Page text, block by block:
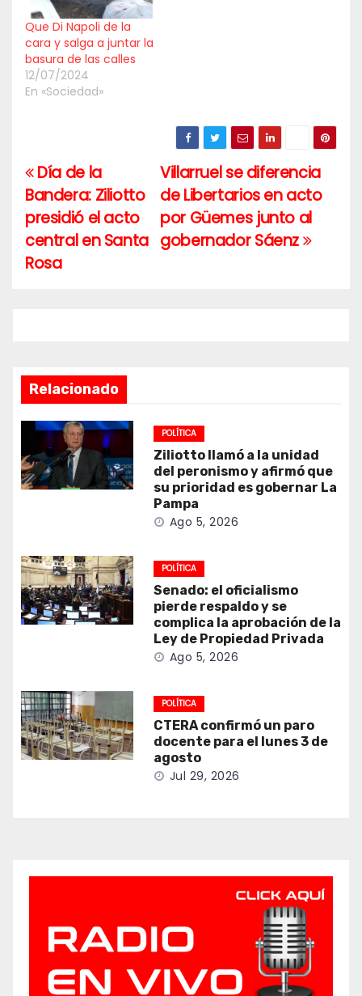
Que Di Napoli de la
cara y salga a juntar la
basura de las calles
12/07/2024
En «Sociedad»
Navegación
de
entradas
Villarruel se diferencia
de Libertarios en acto
por Güemes junto al
gobernador Sáenz
Día de la
Bandera: Ziliotto
presidió el acto
central en Santa
Rosa
Relacionado
POLÍTICA
Ziliotto llamó a la unidad
del peronismo y afirmó que
su prioridad es gobernar La
Pampa
Ago 5, 2026
POLÍTICA
Senado: el oficialismo
pierde respaldo y se
complica la aprobación de la
Ley de Propiedad Privada
Ago 5, 2026
POLÍTICA
CTERA confirmó un paro
docente para el lunes 3 de
agosto
Jul 29, 2026